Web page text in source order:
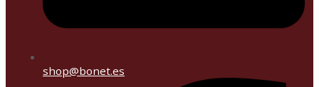
shop@bonet.es